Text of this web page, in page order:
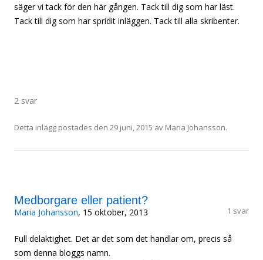
säger vi tack för den här gången. Tack till dig som har läst.
Tack till dig som har spridit inläggen. Tack till alla skribenter.
2 svar
Detta inlägg postades den 29 juni, 2015 av Maria Johansson.
Medborgare eller patient?
Maria Johansson, 15 oktober, 2013 1 svar
Full delaktighet. Det är det som det handlar om, precis så
som denna bloggs namn.